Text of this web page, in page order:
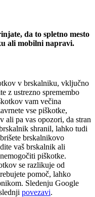
da to spletno mesto
ali mobilni napravi.
v brskalniku, vključno
z ustrezno spremembo
vam večina
vse piškotke,
ali pa vas opozori, da stran
shranil, lahko tudi
brskalnikovo
vaš brskalnik ali
piškotke.
se razlikuje od
pomoč, lahko
Sledenju Google
povezavi.